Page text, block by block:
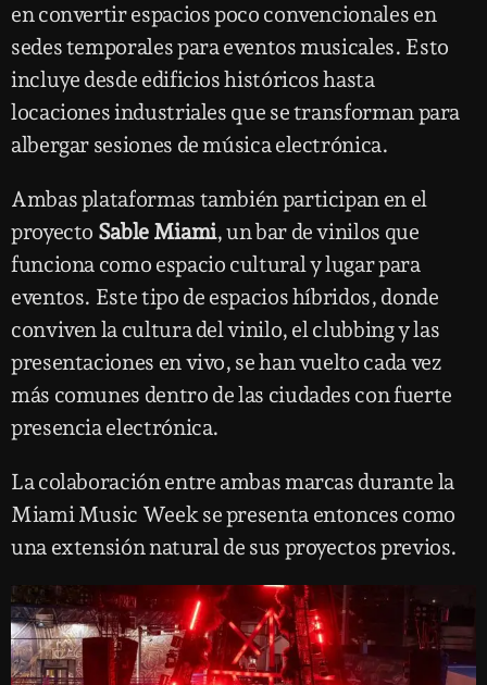
en convertir espacios poco convencionales en
sedes temporales para eventos musicales. Esto
incluye desde edificios históricos hasta
locaciones industriales que se transforman para
albergar sesiones de música electrónica.
Ambas plataformas también participan en el
proyecto Sable Miami, un bar de vinilos que
funciona como espacio cultural y lugar para
eventos. Este tipo de espacios híbridos, donde
conviven la cultura del vinilo, el clubbing y las
presentaciones en vivo, se han vuelto cada vez
más comunes dentro de las ciudades con fuerte
presencia electrónica.
La colaboración entre ambas marcas durante la
Miami Music Week se presenta entonces como
una extensión natural de sus proyectos previos.